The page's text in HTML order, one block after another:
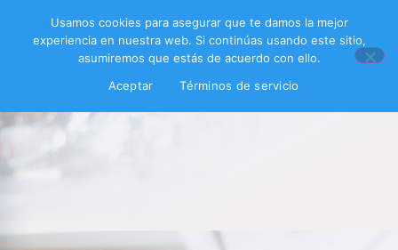
Usamos cookies para asegurar que te damos la mejor
experiencia en nuestra web. Si continúas usando este sitio,
asumiremos que estás de acuerdo con ello.
Aceptar
Términos de servicio